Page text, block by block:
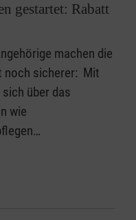
gestartet: Rabatt
machen die
noch sicherer: Mit
über das
wie